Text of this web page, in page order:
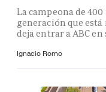
La campeona de
generación que
deja entrar a ABC en
Ignacio Romo